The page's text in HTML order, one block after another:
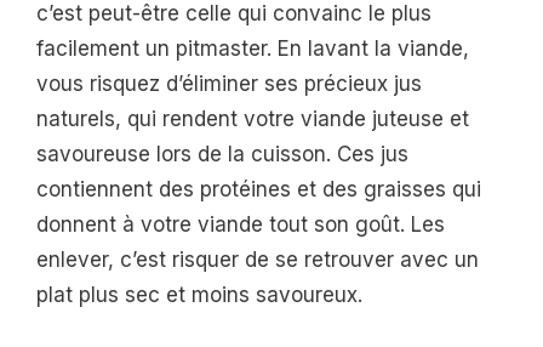
c’est peut-être celle qui convainc le plus
facilement un pitmaster. En lavant la viande,
vous risquez d’éliminer ses précieux jus
naturels, qui rendent votre viande juteuse et
savoureuse lors de la cuisson. Ces jus
contiennent des protéines et des graisses qui
donnent à votre viande tout son goût. Les
enlever, c’est risquer de se retrouver avec un
plat plus sec et moins savoureux.